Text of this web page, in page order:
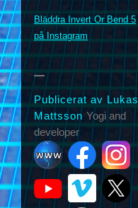
Bläddra Invert Or Bend 5
på Instagram
Publicerat av Lukas
Mattsson Yogi and
developer